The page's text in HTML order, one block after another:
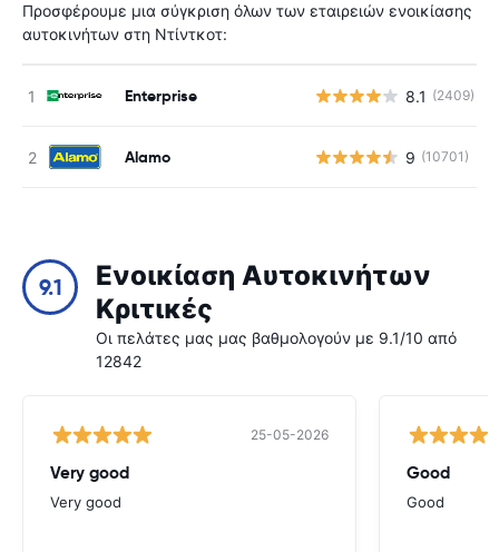
Προσφέρουμε μια σύγκριση όλων των εταιρειών ενοικίασης
αυτοκινήτων στη Ντίντκοτ:
Enterprise 8.1 (2409)
Alamo 9 (10701)
9.1
Ενοικίαση Αυτοκινήτων
Κριτικές
Οι πελάτες μας μας βαθμολογούν με 9.1/10 από
12842
25-05-2026
Very good
Very good
Good
Good